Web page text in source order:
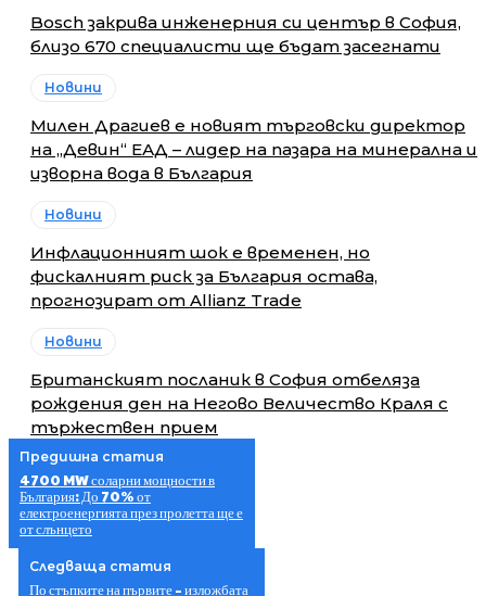
Bosch закрива инженерния си център в София,
близо 670 специалисти ще бъдат засегнати
Новини
Милен Драгиев е новият търговски директор
на „Девин“ ЕАД – лидер на пазара на минерална и
изворна вода в България
Новини
Инфлационният шок е временен, но
фискалният риск за България остава,
прогнозират от Allianz Trade
Новини
Британският посланик в София отбеляза
рождения ден на Негово Величество Краля с
тържествен прием
Предишна статия
4700 MW соларни мощности в
България: До 70% от
електроенергията през пролетта ще е
от слънцето
Следваща статия
По стъпките на първите – изложбата